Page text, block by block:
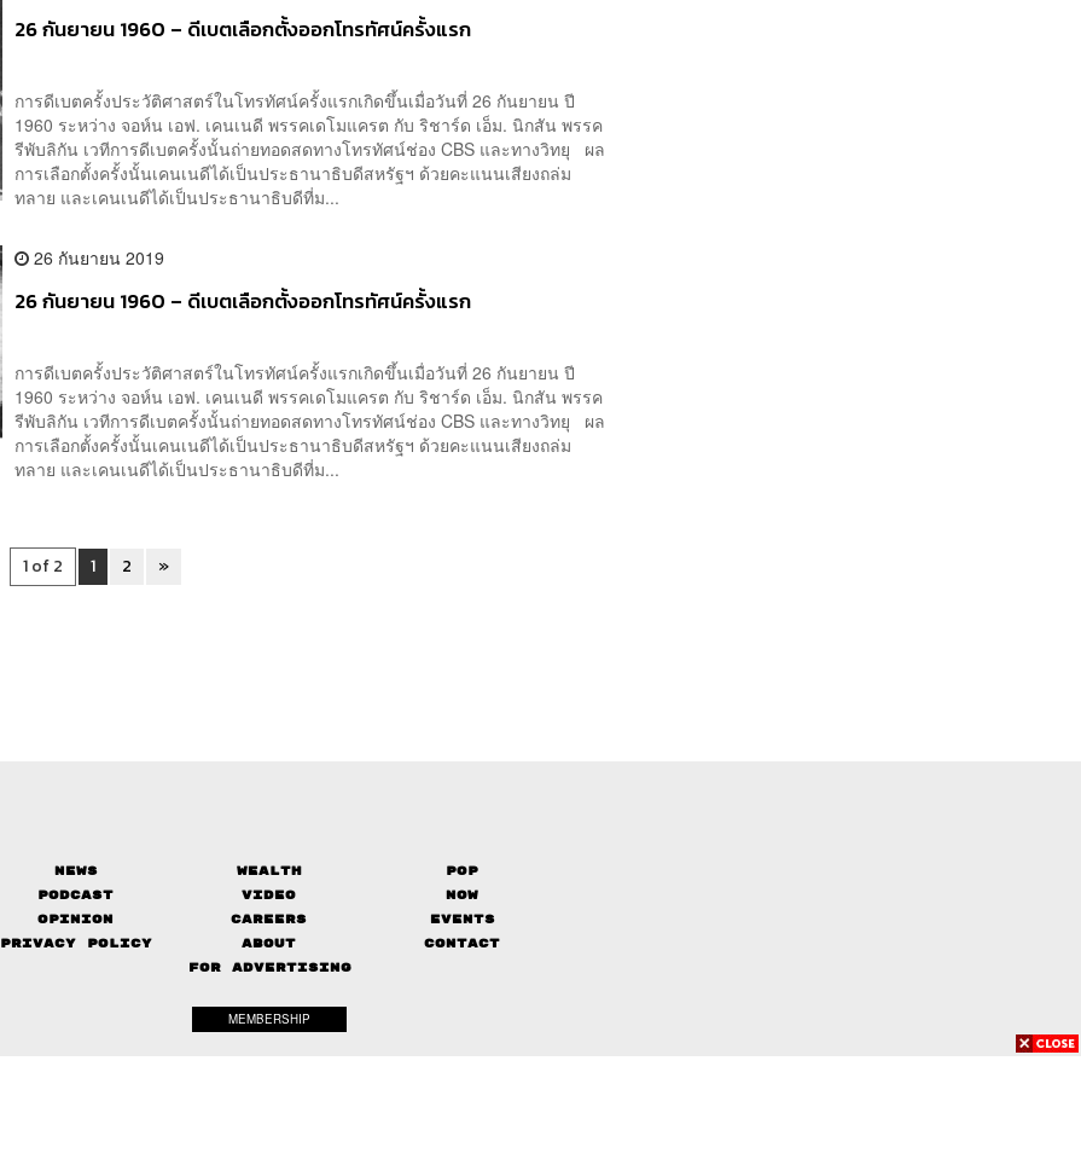
26 กันยายน 1960 – ดีเบตเลือกตั้งออกโทรทัศน์ครั้งแรก
การดีเบตครั้งประวัติศาสตร์ในโทรทัศน์ครั้งแรกเกิดขึ้นเมื่อวันที่ 26 กันยายน ปี
1960 ระหว่าง จอห์น เอฟ. เคนเนดี พรรคเดโมแครต กับ ริชาร์ด เอ็ม. นิกสัน พรรค
รีพับลิกัน เวทีการดีเบตครั้งนั้นถ่ายทอดสดทางโทรทัศน์ช่อง CBS และทางวิทยุ ผล
การเลือกตั้งครั้งนั้นเคนเนดีได้เป็นประธานาธิบดีสหรัฐฯ ด้วยคะแนนเสียงถล่ม
ทลาย และเคนเนดีได้เป็นประธานาธิบดีที่ม...
26 กันยายน 2019
26 กันยายน 1960 – ดีเบตเลือกตั้งออกโทรทัศน์ครั้งแรก
การดีเบตครั้งประวัติศาสตร์ในโทรทัศน์ครั้งแรกเกิดขึ้นเมื่อวันที่ 26 กันยายน ปี
1960 ระหว่าง จอห์น เอฟ. เคนเนดี พรรคเดโมแครต กับ ริชาร์ด เอ็ม. นิกสัน พรรค
รีพับลิกัน เวทีการดีเบตครั้งนั้นถ่ายทอดสดทางโทรทัศน์ช่อง CBS และทางวิทยุ ผล
การเลือกตั้งครั้งนั้นเคนเนดีได้เป็นประธานาธิบดีสหรัฐฯ ด้วยคะแนนเสียงถล่ม
ทลาย และเคนเนดีได้เป็นประธานาธิบดีที่ม...
1 of 2 1 2 »
News Wealth
Pop
Podcast
Video
Now
Opinion
Careers
Events
Privacy Policy
About
Contact
FOR ADVERTISING
MEMBERSHIP